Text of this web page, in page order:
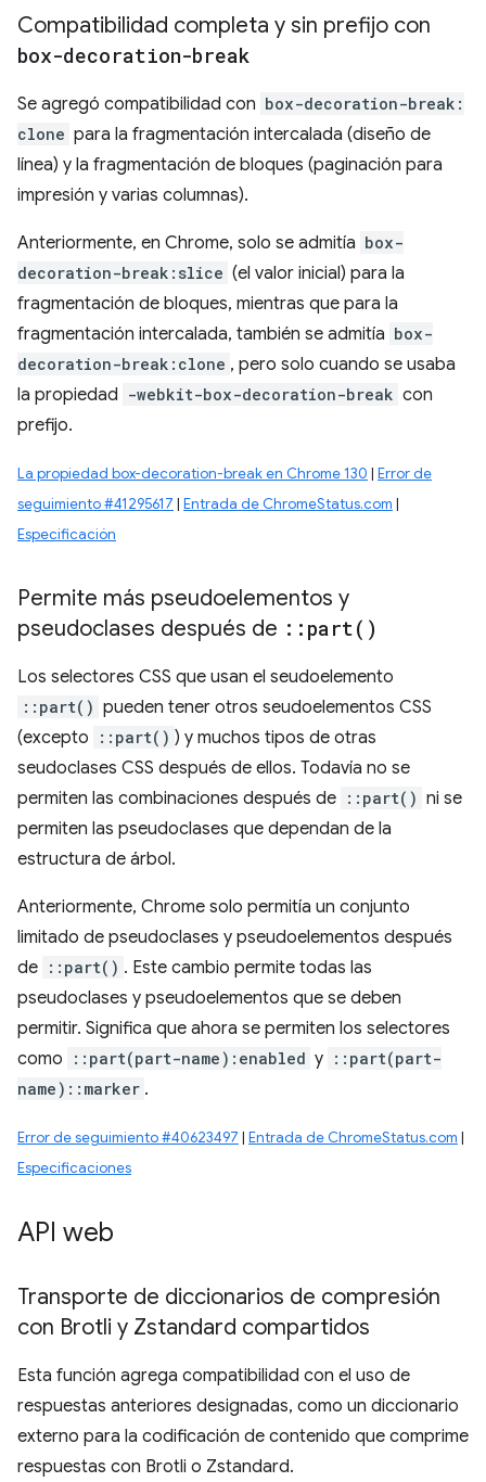
Compatibilidad completa y sin prefijo con
box-decoration-break
Se agregó compatibilidad con box-decoration-break:
clone para la fragmentación intercalada (diseño de
línea) y la fragmentación de bloques (paginación para
impresión y varias columnas).
Anteriormente, en Chrome, solo se admitía box-
decoration-break:slice (el valor inicial) para la
fragmentación de bloques, mientras que para la
fragmentación intercalada, también se admitía box-
decoration-break:clone , pero solo cuando se usaba
la propiedad -webkit-box-decoration-break con
prefijo.
La propiedad box-decoration-break en Chrome 130 | Error de
seguimiento #41295617 | Entrada de ChromeStatus.com |
Especificación
Permite más pseudoelementos y
pseudoclases después de :: part( )
Los selectores CSS que usan el seudoelemento
::part() pueden tener otros seudoelementos CSS
(excepto
::part() ) y muchos tipos de otras
seudoclases CSS después de ellos. Todavía no se
permiten las combinaciones después de ::part() ni se
permiten las pseudoclases que dependan de la
estructura de árbol.
Anteriormente, Chrome solo permitía un conjunto
limitado de pseudoclases y pseudoelementos después
de ::part() . Este cambio permite todas las
pseudoclases y pseudoelementos que se deben
permitir. Significa que ahora se permiten los selectores
como
::part(part-name):enabled y ::part(part-
name)::marker .
Error de seguimiento #40623497 | Entrada de ChromeStatus.com |
Especificaciones
API web
Transporte de diccionarios de compresión
con Brotli y Zstandard compartidos
Esta función agrega compatibilidad con el uso de
respuestas anteriores designadas, como un diccionario
externo para la codificación de contenido que comprime
respuestas con Brotli o Zstandard.